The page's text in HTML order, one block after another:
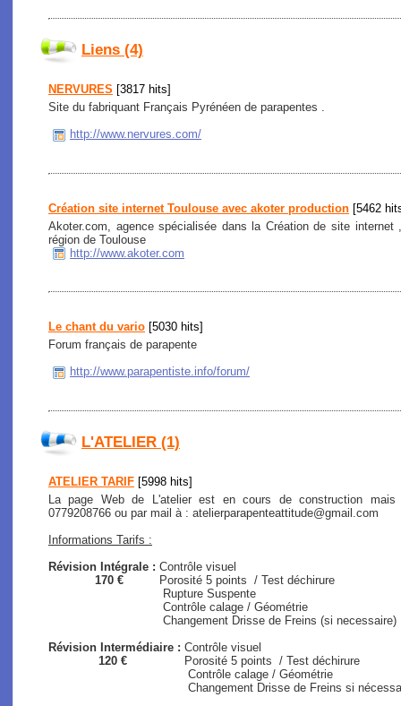
Liens (4)
NERVURES [3817 hits]
Site du fabriquant Français Pyrénéen de parapentes .
http://www.nervures.com/
Création site internet Toulouse avec akoter production [5462
Akoter.com, agence spécialisée dans la Création de site
région de Toulouse
http://www.akoter.com
Le chant du vario [5030 hits]
Forum français de parapente
http://www.parapentiste.info/forum/
L'ATELIER (1)
ATELIER TARIF [5998 hits]
La page Web de L'atelier est en cours de construction
0779208766 ou par mail à : atelierparapenteattitude@gmail.com
Informations Tarifs :
Révision Intégrale : Contrôle visuel
170 € Porosité 5 points / Test déchirure
Rupture Suspente
Contrôle calage / Géométrie
Changement Drisse de Freins (si necessaire)
Révision Intermédiaire : Contrôle visuel
120 € Porosité 5 points / Test déchirure
Contrôle calage / Géométrie
Changement Drisse de Freins si nécessaire